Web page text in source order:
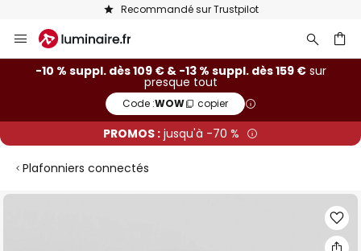
Recommandé sur Trustpilot
Allez
au
contenu
-10 % suppl. dès 109 € & -13 % suppl. dès 159 €sur
presque tout
Code :WOW copier
PROMOS : jusqu'à -70 %
Plafonniers connectés
Skip